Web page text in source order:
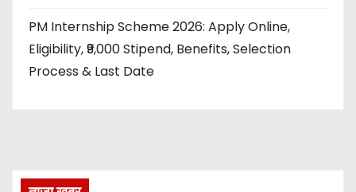
PM Internship Scheme 2026: Apply Online,
Eligibility, ₹9,000 Stipend, Benefits, Selection
Process & Last Date